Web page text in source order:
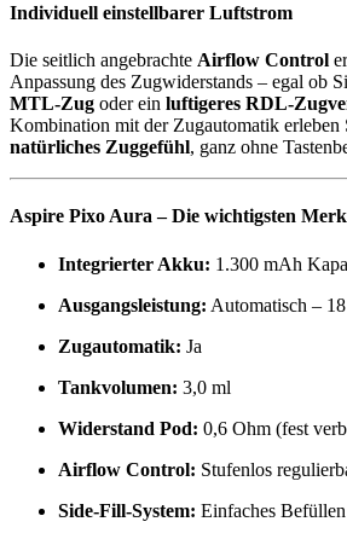
Individuell einstellbarer Luftstrom
Die seitlich angebrachte Airflow Control
Anpassung des Zugwiderstands – egal ob
MTL-Zug oder ein luftigeres RDL-
Kombination mit der Zugautomatik erleben
natürliches Zuggefühl, ganz ohne
Aspire Pixo Aura – Die wichtigsten
Integrierter Akku: 1.300 mAh
Ausgangsleistung: Automatisch –
Zugautomatik: Ja
Tankvolumen: 3,0 ml
Widerstand Pod: 0,6 Ohm (fest
Airflow Control: Stufenlos
Side-Fill-System: Einfaches